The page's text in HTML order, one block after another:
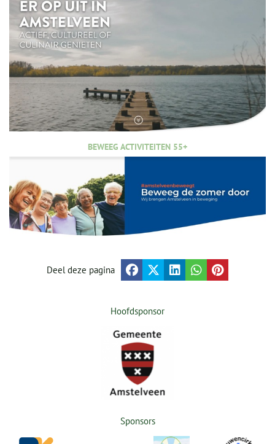
BEWEEG ACTIVITEITEN 55+
Deel deze pagina
Hoofdsponsor
Sponsors